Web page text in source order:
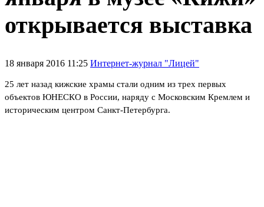
открывается выставка
18 января 2016 11:25 Интернет-журнал "Лицей"
25 лет назад кижские храмы стали одним из трех первых
объектов ЮНЕСКО в России, наряду с Московским Кремлем и
историческим центром Санкт-Петербурга.